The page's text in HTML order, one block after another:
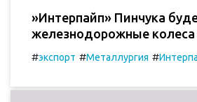
»Интерпайп» Пинчука
железнодорожные колеса
#экспорт #Металлургия #